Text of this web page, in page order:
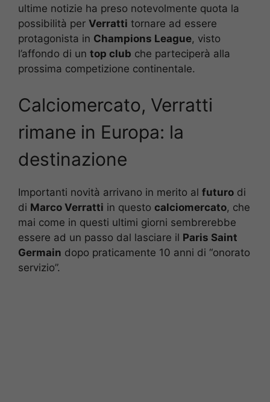
ultime notizie ha preso notevolmente quota la
possibilità per Verratti tornare ad essere
protagonista in Champions League, visto
l’affondo di un top club che parteciperà alla
prossima competizione continentale.
Calciomercato, Verratti
rimane in Europa: la
destinazione
Importanti novità arrivano in merito al futuro di
di Marco Verratti in questo calciomercato, che
mai come in questi ultimi giorni sembrerebbe
essere ad un passo dal lasciare il Paris Saint
Germain dopo praticamente 10 anni di “onorato
servizio”.